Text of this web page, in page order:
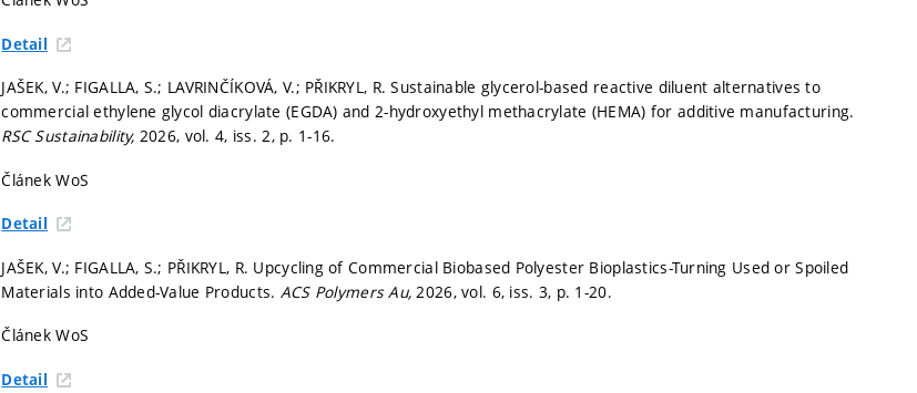
Detail
JAŠEK, V.; FIGALLA, S.; LAVRINČÍKOVÁ, V.; PŘIKRYL, R. Sustainable glycerol-based reactive diluent alternatives to
commercial ethylene glycol diacrylate (EGDA) and 2-hydroxyethyl methacrylate (HEMA) for additive manufacturing.
RSC Sustainability, 2026, vol. 4, iss. 2, p. 1-16.
Článek WoS
Detail
JAŠEK, V.; FIGALLA, S.; PŘIKRYL, R. Upcycling of Commercial Biobased Polyester Bioplastics-Turning Used or Spoiled
Materials into Added-Value Products. ACS Polymers Au, 2026, vol. 6, iss. 3, p. 1-20.
Článek WoS
Detail